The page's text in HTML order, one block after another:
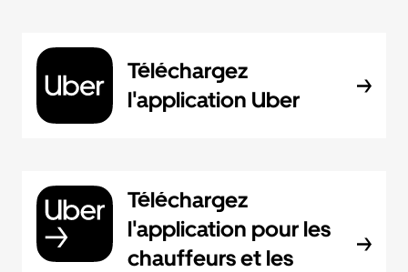
Téléchargez
l'application Uber
Téléchargez
l'application pour les
chauffeurs et les